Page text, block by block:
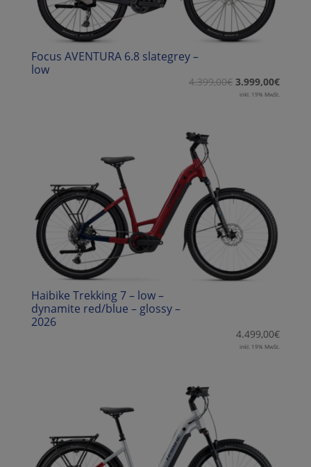
Focus AVENTURA 6.8 slategrey –
low
4.399,00€ 3.999,00€
inkl. 19% MwSt.
Haibike Trekking 7 – low –
dynamite red/blue – glossy –
2026
4.499,00€
inkl. 19% MwSt.